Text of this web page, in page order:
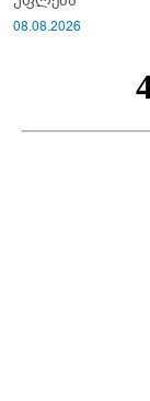
08.08.2026